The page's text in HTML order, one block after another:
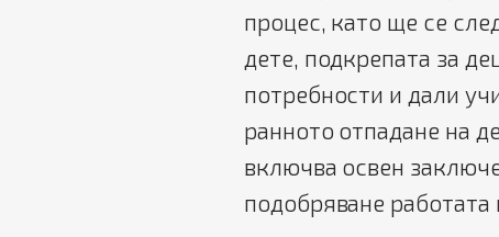
процес, като ще се
дете, подкрепата за
потребности и дали
ранното отпадане на
включва освен
подобряване работата